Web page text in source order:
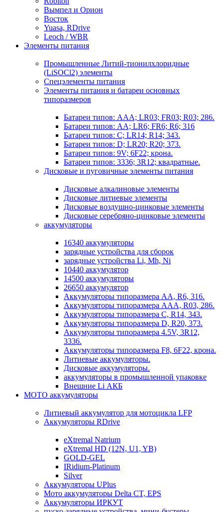
Вымпел и Орион
Восток
Yuasa, RDrive
Leoch / WBR
Элементы питания
Промышленные Литий-тионилхлоридные
(LiSOCl2) элементы
Спецэлементы питания
Элементы питания и батареи основных
типоразмеров
Батареи типов: AAA; LR03; FR03; R03; 286.
Батареи типов: AA; LR6; FR6; R6; 316
Батареи типов: C; LR14; R14; 343.
Батареи типов: D; LR20; R20; 373.
Батареи типов: 9V; 6F22; крона.
Батареи типов: 3336; 3R12; квадратные.
Дисковые и пуговичные элементы питания
Дисковые алкалиновые элементы
Дисковые литиевые элементы
Дисковые воздушно-цинковые элементы
Дисковые серебряно-цинковые элементы
аккумуляторы
16340 аккумуляторы
зарядные устройства для сборок
зарядные устройства Li, Mh, Ni
10440 аккумулятор
14500 аккумуляторы
26650 аккумулятор
Аккумуляторы типоразмера АА, R6, 316.
Аккумуляторы типоразмера ААА, R03, 286.
Аккумуляторы типоразмера С, R14, 343.
Аккумуляторы типоразмера D, R20, 373.
Аккумуляторы типоразмера 4.5V, 3R12,
3336.
Аккумуляторы типоразмера F8, 6F22, крона.
Литиевые аккумуляторы.
Дисковые аккумуляторы.
аккумуляторы в промышленной упаковке
Внешние Li АКБ
МОТО аккумуляторы
Литиевый аккумулятор для мотоцикла LFP
Аккумуляторы RDrive
eXtremal Natrium
eXtremal HD (12N, U1, YB)
GOLD-GEL
IRidium-Platinum
Silver
Аккумуляторы UPlus
Мото аккумуляторы Delta CT, EPS
Аккумуляторы ИРКУТ